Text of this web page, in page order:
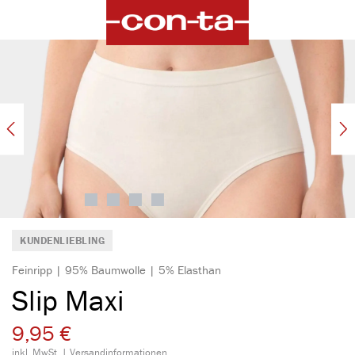
Bildergalerie überspringen
KUNDENLIEBLING
Feinripp | 95% Baumwolle | 5% Elasthan
Slip Maxi
9,95 €
inkl. MwSt. | Versandinformationen